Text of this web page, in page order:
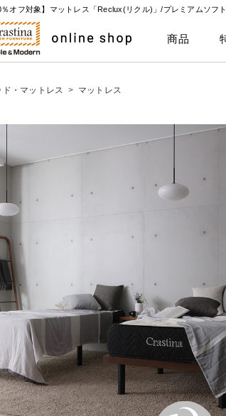
％オフ対象】マットレス「Reclux(リクル)」/プレミアムソ
商品
ド・マットレス > マットレス